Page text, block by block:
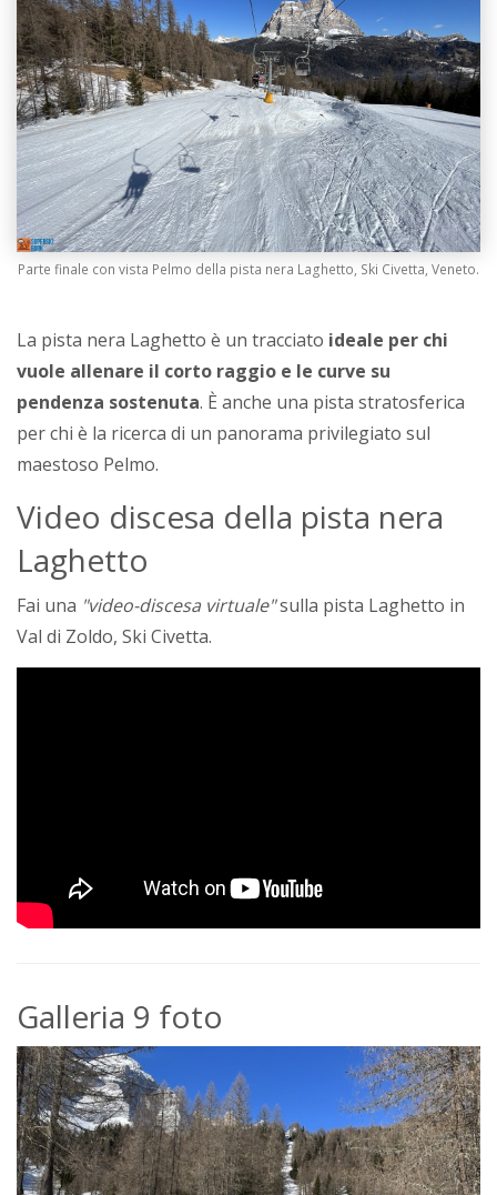
Parte finale con vista Pelmo della pista nera Laghetto, Ski Civetta, Veneto.
La pista nera Laghetto è un tracciato ideale per chi
vuole allenare il corto raggio e le curve su
pendenza sostenuta. È anche una pista stratosferica
per chi è la ricerca di un panorama privilegiato sul
maestoso Pelmo.
Video discesa della pista nera
Laghetto
Fai una "video-discesa virtuale"sulla pista Laghetto in
Val di Zoldo, Ski Civetta.
Galleria 9 foto